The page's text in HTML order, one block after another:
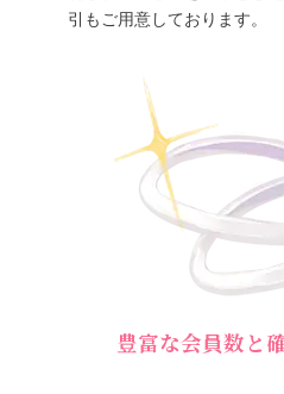
引もご用意しております。
豊富な会員数と